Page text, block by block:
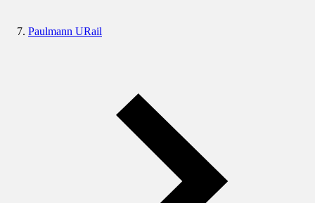
Paulmann URail